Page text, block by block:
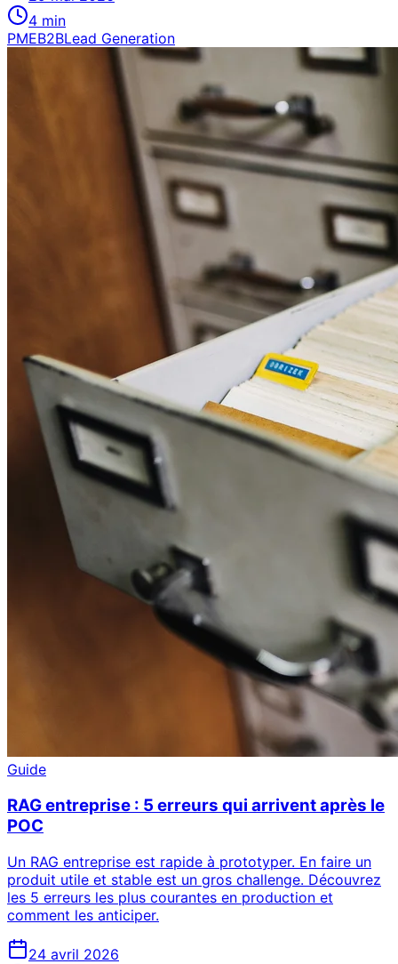
4 min
PMEB2BLead Generation
Guide
RAG entreprise : 5 erreurs qui arrivent après le
POC
Un RAG entreprise est rapide à prototyper. En faire un
produit utile et stable est un gros challenge. Découvrez
les 5 erreurs les plus courantes en production et
comment les anticiper.
24 avril 2026